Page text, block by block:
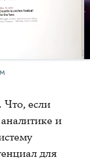
Что, если
и
для